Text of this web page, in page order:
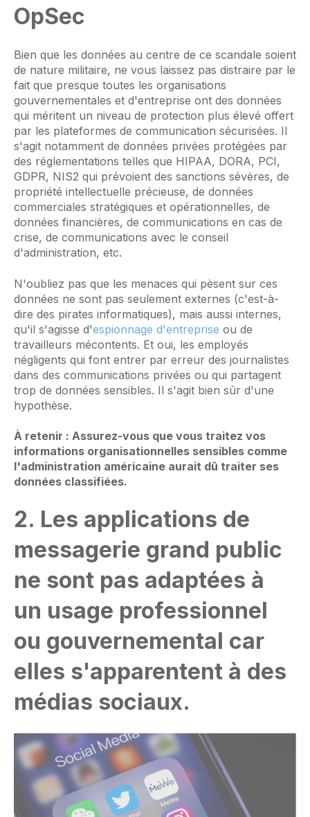
OpSec
Bien que les données au centre de ce scandale soient
de nature militaire, ne vous laissez pas distraire par le
fait que presque toutes les organisations
gouvernementales et d'entreprise ont des données
qui méritent un niveau de protection plus élevé offert
par les plateformes de communication sécurisées. Il
s'agit notamment de données privées protégées par
des réglementations telles que HIPAA, DORA, PCI,
GDPR, NIS2 qui prévoient des sanctions sévères, de
propriété intellectuelle précieuse, de données
commerciales stratégiques et opérationnelles, de
données financières, de communications en cas de
crise, de communications avec le conseil
d'administration, etc.
N'oubliez pas que les menaces qui pèsent sur ces
données ne sont pas seulement externes (c'est-à-
dire des pirates informatiques), mais aussi internes,
qu'il s'agisse d'espionnage d'entreprise ou de
travailleurs mécontents. Et oui, les employés
négligents qui font entrer par erreur des journalistes
dans des communications privées ou qui partagent
trop de données sensibles. Il s'agit bien sûr d'une
hypothèse.
À retenir : Assurez-vous que vous traitez vos
informations organisationnelles sensibles comme
l'administration américaine aurait dû traiter ses
données classifiées.
2. Les applications de
messagerie grand public
ne sont pas adaptées à
un usage professionnel
ou gouvernemental car
elles s'apparentent à des
médias sociaux.